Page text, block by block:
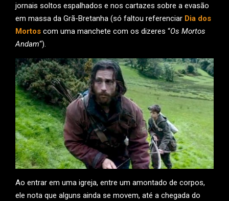
jornais soltos espalhados e nos cartazes sobre a evasão
em massa da Grã-Bretanha (só faltou referenciar Dia dos
Mortos com uma manchete com os dizeres “Os Mortos
Andam“).
Ao entrar em uma igreja, entre um amontado de corpos,
ele nota que alguns ainda se movem, até a chegada do